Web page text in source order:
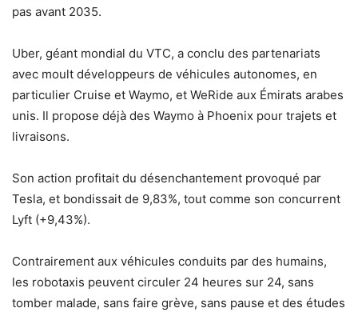
pas avant 2035.
Uber, géant mondial du VTC, a conclu des partenariats
avec moult développeurs de véhicules autonomes, en
particulier Cruise et Waymo, et WeRide aux Émirats arabes
unis. Il propose déjà des Waymo à Phoenix pour trajets et
livraisons.
Son action profitait du désenchantement provoqué par
Tesla, et bondissait de 9,83%, tout comme son concurrent
Lyft (+9,43%).
Contrairement aux véhicules conduits par des humains,
les robotaxis peuvent circuler 24 heures sur 24, sans
tomber malade, sans faire grève, sans pause et des études